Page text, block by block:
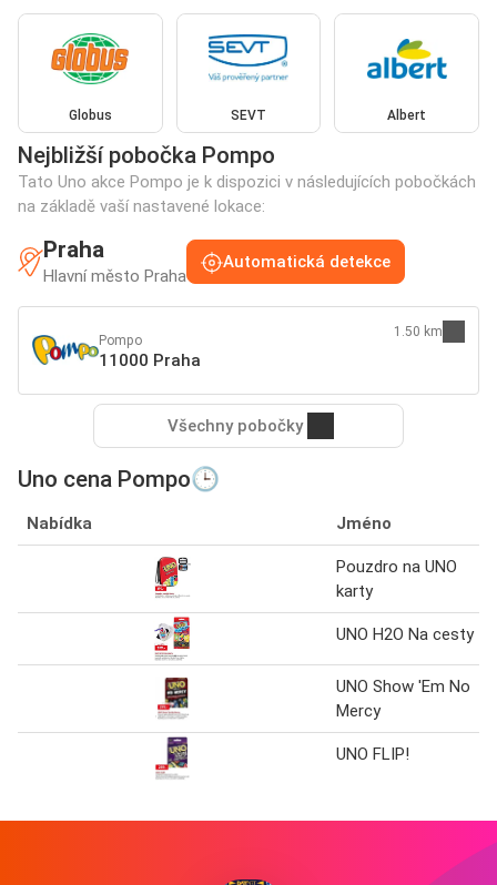
Globus SEVT Albert
Nejbližší pobočka Pompo
Tato Uno akce Pompo je k dispozici v následujících pobočkách
na základě vaší nastavené lokace:
Praha
Hlavní město Praha
Automatická detekce
Pompo
11000 Praha
1.50 km
Všechny pobočky
Uno cena Pompo🕒
Nabídka Jméno
Pouzdro na UNO
karty
UNO H2O Na cesty
UNO Show 'Em No
Mercy
UNO FLIP!